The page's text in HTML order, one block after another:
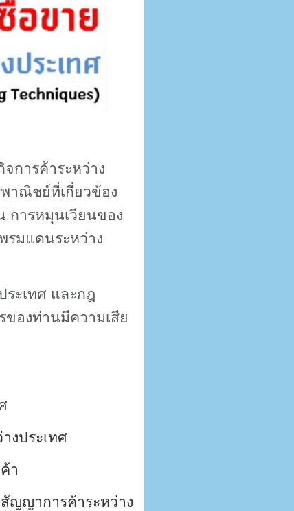
การค้าระหว่าง
าณิชย์ที่เกี่ยวข้อง
การหมุนเวียนของ
รมแดนระหว่าง
ะเทศ และกฎ
องท่านมีความเสีย
งประเทศ
า
ญญาการค้าระหว่าง